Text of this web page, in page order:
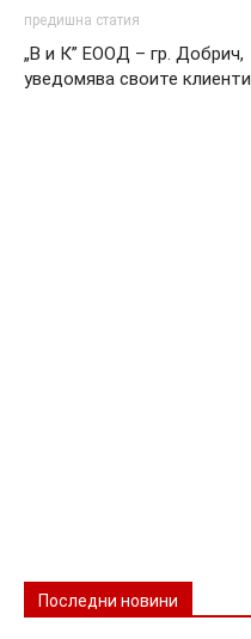
предишна статия
„В и К” ЕООД – гр. Добрич,
уведомява своите клиенти
Последни новини